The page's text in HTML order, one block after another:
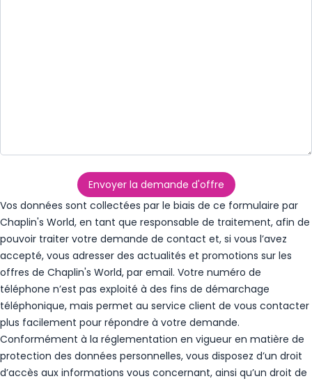
Envoyer la demande d'offre
Vos données sont collectées par le biais de ce formulaire par
Chaplin's World, en tant que responsable de traitement, afin de
pouvoir traiter votre demande de contact et, si vous l’avez
accepté, vous adresser des actualités et promotions sur les
offres de Chaplin's World, par email. Votre numéro de
téléphone n’est pas exploité à des fins de démarchage
téléphonique, mais permet au service client de vous contacter
plus facilement pour répondre à votre demande.
Conformément à la réglementation en vigueur en matière de
protection des données personnelles, vous disposez d’un droit
d’accès aux informations vous concernant, ainsi qu’un droit de